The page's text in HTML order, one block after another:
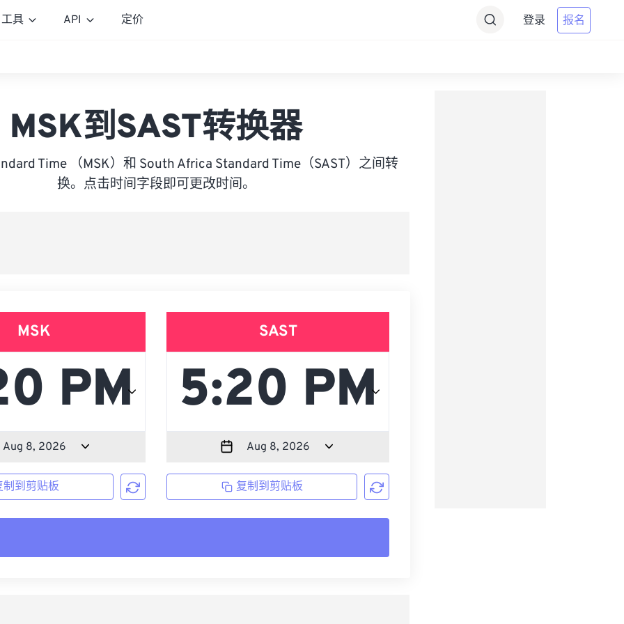
工具 API 定价 登录 报名
MSK到SAST转换器
Time （MSK）和 South Africa Standard Time（SAST）之间转
换。点击时间字段即可更改时间。
MSK
制到剪贴板
SAST
复制到剪贴板